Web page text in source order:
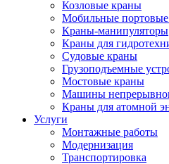
Козловые краны
Мобильные
Краны-манипуляторы
Краны для
Судовые краны
Грузоподъемные
Мостовые краны
Машины
Краны для атомной
Услуги
Монтажные работы
Модернизация
Транспортировка